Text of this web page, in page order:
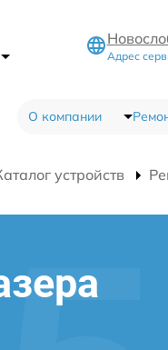
Адрес
О компании
устройств